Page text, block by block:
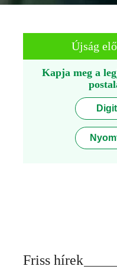
Újság
Kapja meg a
Friss hírek